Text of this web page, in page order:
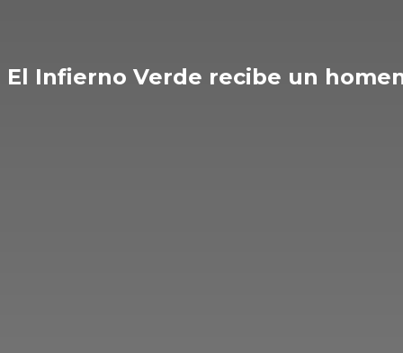
El Infierno Verde recibe un